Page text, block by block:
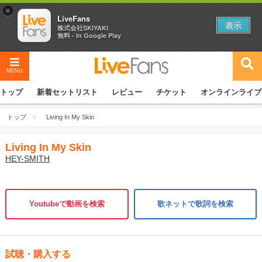
MENU
トップ 新着セットリスト レビュー チケット オンラインライブ
トップ Living In My Skin
Living In My Skin
HEY-SMITH
Youtubeで動画を検索 歌ネットで歌詞を検索
試聴・購入する
×
LiveFans
株式会社SKIYAKI
無料 - In Google Play
表示